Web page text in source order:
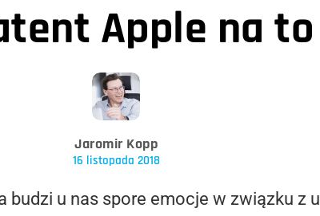
Apple na
Jaromir Kopp
16 listopada 2018
budzi u nas spore emocje w związku z